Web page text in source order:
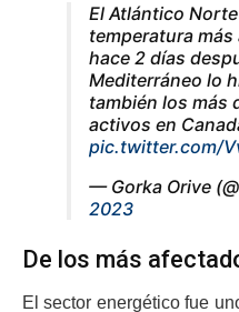
El Atlántico
temperatura
hace 2 días
Mediterráneo lo
también los más
activos en
pic.twitter.com/
— Gorka Orive
2023
De los más
El sector energético fue